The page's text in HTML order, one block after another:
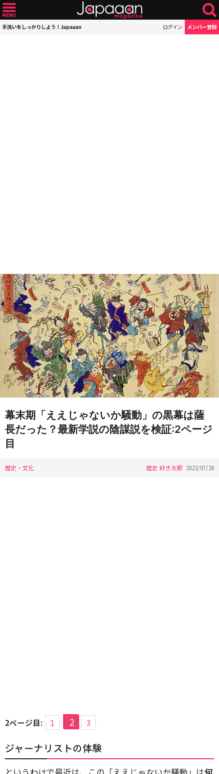
手洗いをしっかりしよう！Japaaan ログイン メンバー登録
幕末期「ええじゃないか騒動」の黒幕は薩
長だった？最新学説の陰謀説を検証:2ページ
目
歴史・文化 歴史 好き太郎 2023/07/26
2ページ目: 1 2 3
ジャーナリストの体験